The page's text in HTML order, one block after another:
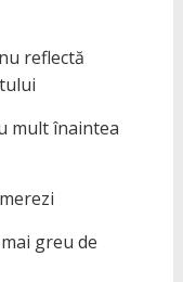
reflectă
mult înaintea
greu de